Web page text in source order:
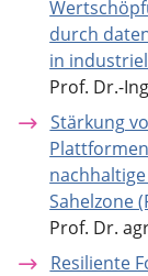
durch
in
Prof. Dr.-
Stärkung
Sahelzone
Prof. Dr.
Resiliente